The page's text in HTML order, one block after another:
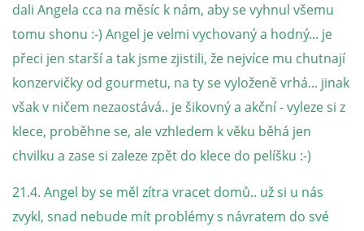
SLUŽBY
HISTORIE - 2010 - 2020
JAK NÁM POMOCI - POMÁHAJÍ NÁM :-)
Fretky Boleslav, z.s.
dali Angela cca na měsíc k nám, aby se vyhnul všemu
tomu shonu :-) Angel je velmi vychovaný a hodný... je
přeci jen starší a tak jsme zjistili, že nejvíce mu chutnají
konzervičky od gourmetu, na ty se vyloženě vrhá... jinak
však v ničem nezaostává.. je šikovný a akční - vyleze si z
klece, proběhne se, ale vzhledem k věku běhá jen
chvilku a zase si zaleze zpět do klece do pelíšku :-)
21.4. Angel by se měl zítra vracet domů.. už si u nás
zvykl, snad nebude mít problémy s návratem do své